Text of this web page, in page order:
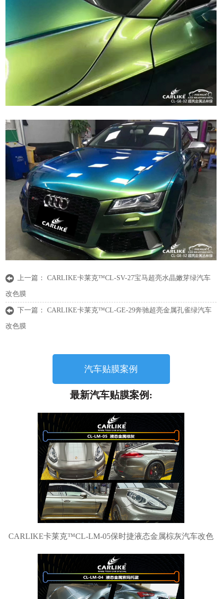
上一篇：CARLIKE卡莱克™CL-SV-27宝马超亮水晶嫩芽绿汽车
改色膜
下一篇：CARLIKE卡莱克™CL-GE-29奔驰超亮金属孔雀绿汽车
改色膜
汽车贴膜案例
最新汽车贴膜案例:
CARLIKE卡莱克™CL-LM-05保时捷液态金属棕灰汽车改色